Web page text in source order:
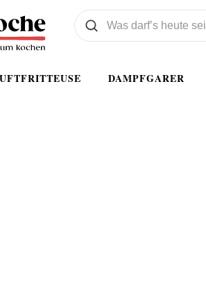
DAMPFGARER
Was wollen Sie suchen
Suchen